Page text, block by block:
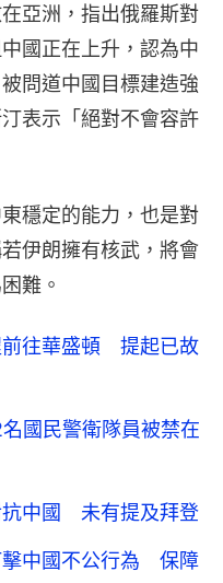
亞洲，指出俄羅斯對
國正在上升，認為中
問道中國目標建造強
表示「絕對不會容許
穩定的能力，也是對
伊朗擁有核武，將會
難。
前往華盛頓 提起已故
國民警衛隊員被禁在
抗中國 未有提及拜登
擊中國不公行為 保障